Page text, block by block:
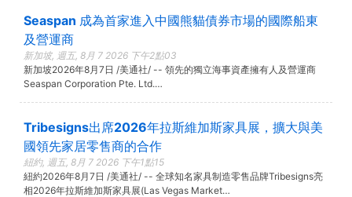
Seaspan 成為首家進入中國熊貓債券市場的國際船東
及營運商
新加坡, 週五, 8月 7 2026 下午2點03
新加坡2026年8月7日 /美通社/ -- 領先的獨立海事資產擁有人及營運商
Seaspan Corporation Pte. Ltd.…
Tribesigns出席2026年拉斯維加斯家具展，擴大與美
國領先家居零售商的合作
紐約, 週五, 8月 7 2026 下午1點15
紐約2026年8月7日 /美通社/ -- 全球知名家具制造零售品牌Tribesigns亮
相2026年拉斯維加斯家具展(Las Vegas Market…